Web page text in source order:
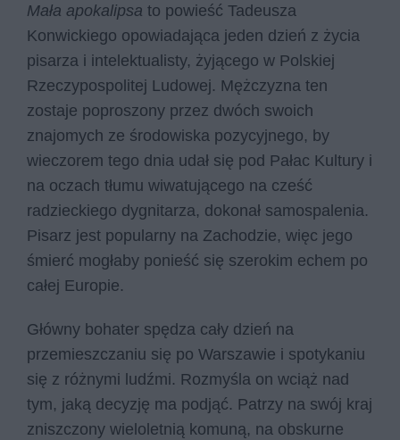
Mała apokalipsa to powieść Tadeusza
Konwickiego opowiadająca jeden dzień z życia
pisarza i intelektualisty, żyjącego w Polskiej
Rzeczypospolitej Ludowej. Mężczyzna ten
zostaje poproszony przez dwóch swoich
znajomych ze środowiska pozycyjnego, by
wieczorem tego dnia udał się pod Pałac Kultury i
na oczach tłumu wiwatującego na cześć
radzieckiego dygnitarza, dokonał samospalenia.
Pisarz jest popularny na Zachodzie, więc jego
śmierć mogłaby ponieść się szerokim echem po
całej Europie.
Główny bohater spędza cały dzień na
przemieszczaniu się po Warszawie i spotykaniu
się z różnymi ludźmi. Rozmyśla on wciąż nad
tym, jaką decyzję ma podjąć. Patrzy na swój kraj
zniszczony wieloletnią komuną, na obskurne